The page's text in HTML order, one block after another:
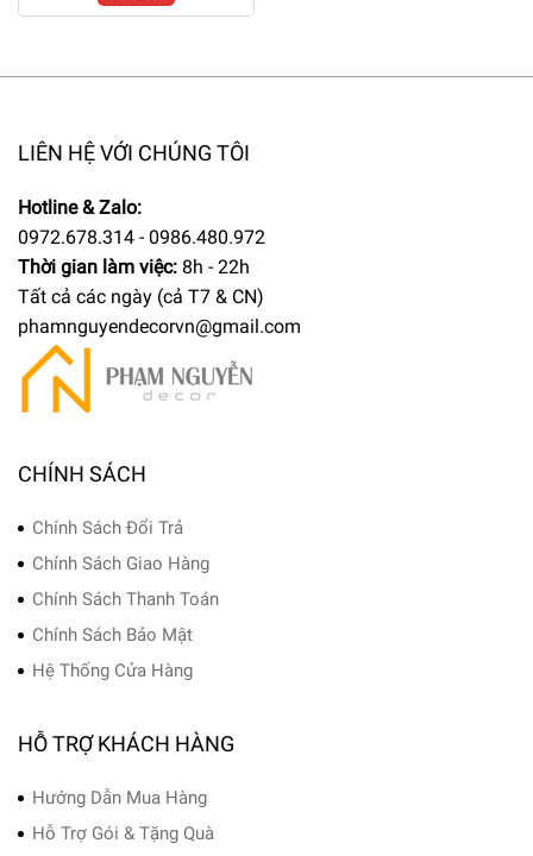
LIÊN HỆ VỚI CHÚNG TÔI
Hotline & Zalo:
0972.678.314 - 0986.480.972
Thời gian làm việc: 8h - 22h
Tất cả các ngày (cả T7 & CN)
phamnguyendecorvn@gmail.com
CHÍNH SÁCH
Chính Sách Đổi Trả
Chính Sách Giao Hàng
Chính Sách Thanh Toán
Chính Sách Bảo Mật
Hệ Thống Cửa Hàng
HỖ TRỢ KHÁCH HÀNG
Hướng Dẫn Mua Hàng
Hỗ Trợ Gói & Tặng Quà